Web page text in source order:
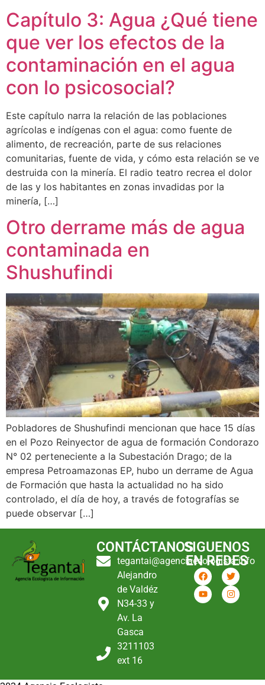
Capítulo 3: Agua ¿Qué tiene
que ver los efectos de la
contaminación en el agua
con lo psicosocial?
Este capítulo narra la relación de las poblaciones
agrícolas e indígenas con el agua: como fuente de
alimento, de recreación, parte de sus relaciones
comunitarias, fuente de vida, y cómo esta relación se ve
destruida con la minería. El radio teatro recrea el dolor
de las y los habitantes en zonas invadidas por la
minería, […]
Otro derrame más de agua
contaminada en
Shushufindi
Pobladores de Shushufindi mencionan que hace 15 días
en el Pozo Reinyector de agua de formación Condorazo
N° 02 perteneciente a la Subestación Drago; de la
empresa Petroamazonas EP, hubo un derrame de Agua
de Formación que hasta la actualidad no ha sido
controlado, el día de hoy, a través de fotografías se
puede observar […]
CONTÁCTANOS
tegantai@agenciaecologista.info
Alejandro
de Valdéz
N34-33 y
Av. La
Gasca
3211103
ext 16
SIGUENOS
EN REDES